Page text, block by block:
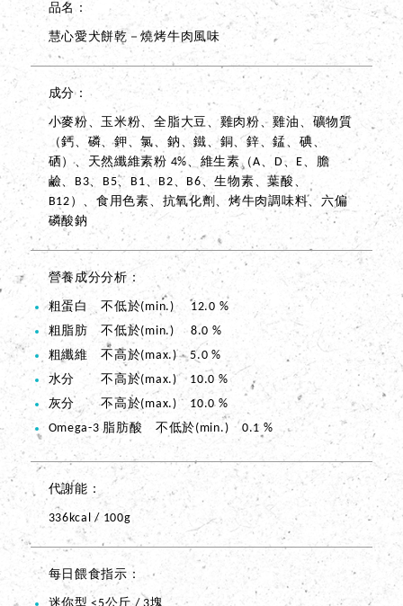
品名
慧心愛犬餅乾－燒烤牛肉風味
成分
小麥粉、玉米粉、全脂大豆、雞肉粉、雞油、礦物質
（鈣、磷、鉀、氯、鈉、鐵、銅、鋅、錳、碘、
硒）、天然纖維素粉 4%、維生素（A、D、E、膽
鹼、B3、B5、B1、B2、B6、生物素、葉酸、
B12）、食用色素、抗氧化劑、烤牛肉調味料、六偏
磷酸鈉
營養成分分析
粗蛋白 不低於(min.) 12.0 %
粗脂肪 不低於(min.) 8.0 %
粗纖維 不高於(max.) 5.0 %
水分 不高於(max.) 10.0 %
灰分 不高於(max.) 10.0 %
Omega-3 脂肪酸 不低於(min.) 0.1 %
代謝能
336kcal / 100g
每日餵食指示